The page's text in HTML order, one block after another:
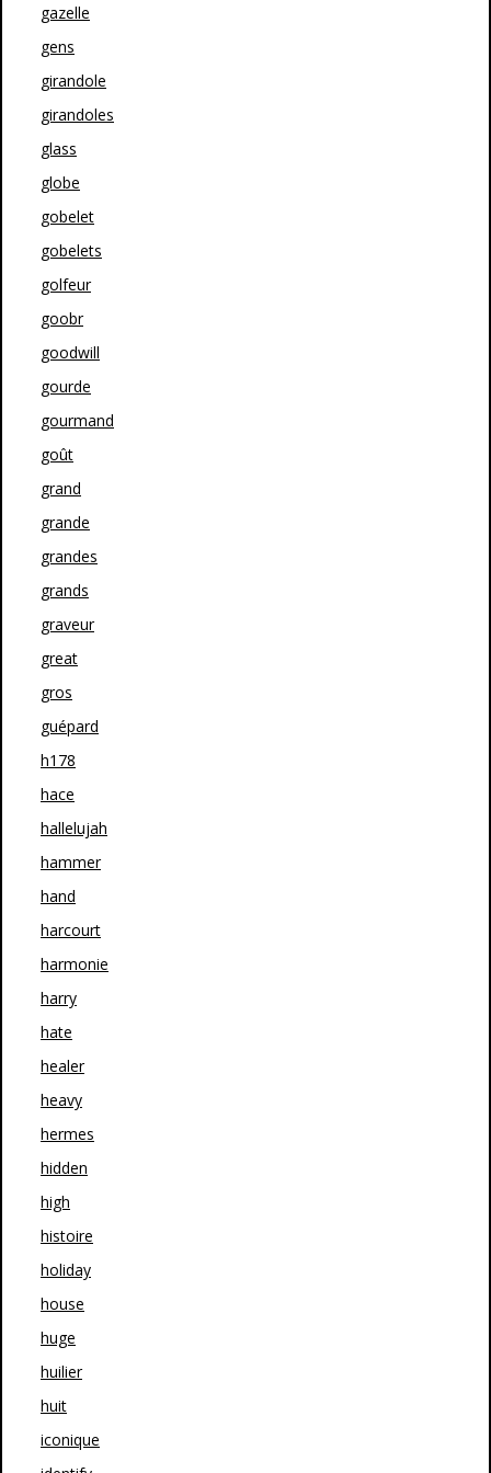
gazelle
gens
girandole
girandoles
glass
globe
gobelet
gobelets
golfeur
goobr
goodwill
gourde
gourmand
goût
grand
grande
grandes
grands
graveur
great
gros
guépard
h178
hace
hallelujah
hammer
hand
harcourt
harmonie
harry
hate
healer
heavy
hermes
hidden
high
histoire
holiday
house
huge
huilier
huit
iconique